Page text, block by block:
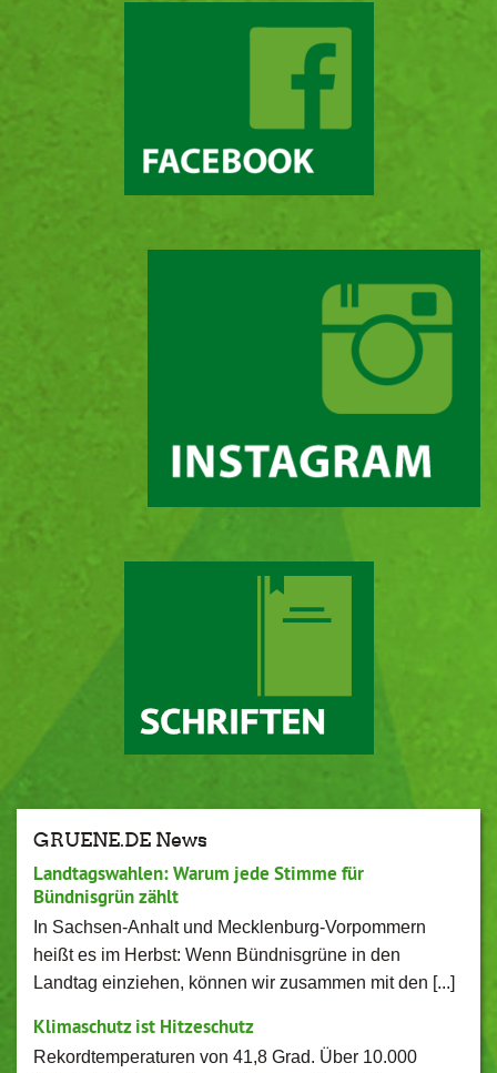
GRUENE.DE News
Landtagswahlen: Warum jede Stimme für
Bündnisgrün zählt
In Sachsen-Anhalt und Mecklenburg-Vorpommern
heißt es im Herbst: Wenn Bündnisgrüne in den
Landtag einziehen, können wir zusammen mit den [...]
Klimaschutz ist Hitzeschutz
Rekordtemperaturen von 41,8 Grad. Über 10.000